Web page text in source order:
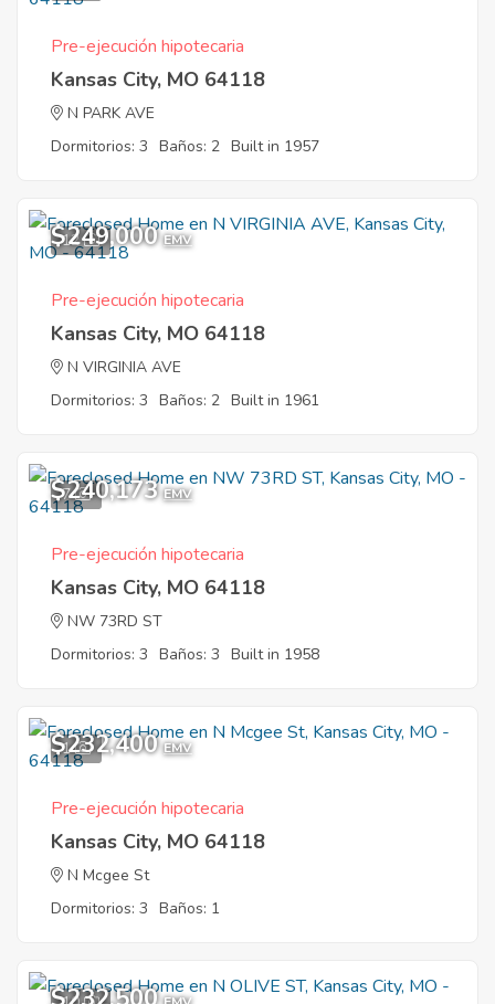
Pre-ejecución hipotecaria
Kansas City, MO 64118
N PARK AVE
Dormitorios: 3 Baños: 2 Built in 1957
12
$249,000 EMV
Pre-ejecución hipotecaria
Kansas City, MO 64118
N VIRGINIA AVE
Dormitorios: 3 Baños: 2 Built in 1961
7
$240,173 EMV
Pre-ejecución hipotecaria
Kansas City, MO 64118
NW 73RD ST
Dormitorios: 3 Baños: 3 Built in 1958
1
$232,400 EMV
Pre-ejecución hipotecaria
Kansas City, MO 64118
N Mcgee St
Dormitorios: 3 Baños: 1